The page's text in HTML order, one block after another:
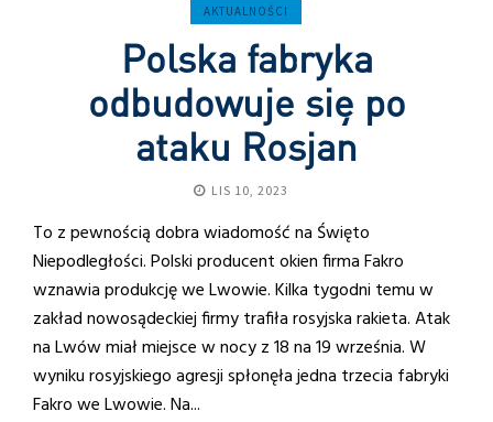
AKTUALNOŚCI
Polska fabryka
odbudowuje się po
ataku Rosjan
LIS 10, 2023
To z pewnością dobra wiadomość na Święto
Niepodległości. Polski producent okien firma Fakro
wznawia produkcję we Lwowie. Kilka tygodni temu w
zakład nowosądeckiej firmy trafiła rosyjska rakieta. Atak
na Lwów miał miejsce w nocy z 18 na 19 września. W
wyniku rosyjskiego agresji spłonęła jedna trzecia fabryki
Fakro we Lwowie. Na...